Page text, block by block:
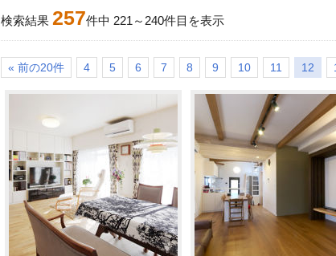
検索結果 257件中 221 ～ 240件目を表示
« 前の20件 4 5 6 7 8 9 10 11 12